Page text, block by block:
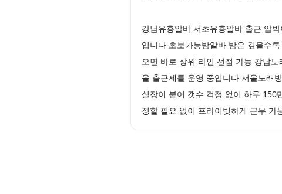
강남유흥알바 서초유흥알바 출근 압
입니다 초보가능밤알바 밤은 깊을수
오면 바로 상위 라인 선점 가능 강남
율 출근제를 운영 중입니다 서울노래
실장이 붙어 갯수 걱정 없이 하루 150
정할 필요 없이 프라이빗하게 근무 가